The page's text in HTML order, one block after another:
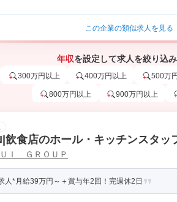
この企業の類似求人を見る
年収を設定して求人を絞り込
300万円以上 400万円以上 500万
800万円以上 900万円以上
飲食店のホール・キッチンスタッ
Ｉ ＧＲＯＵＰ
人*月給39万円～＋賞与年2回！完週休2日